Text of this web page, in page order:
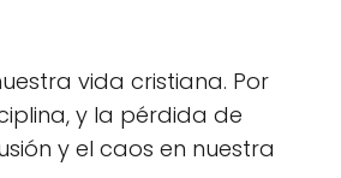
vida cristiana. Por
y la pérdida de
y el caos en nuestra